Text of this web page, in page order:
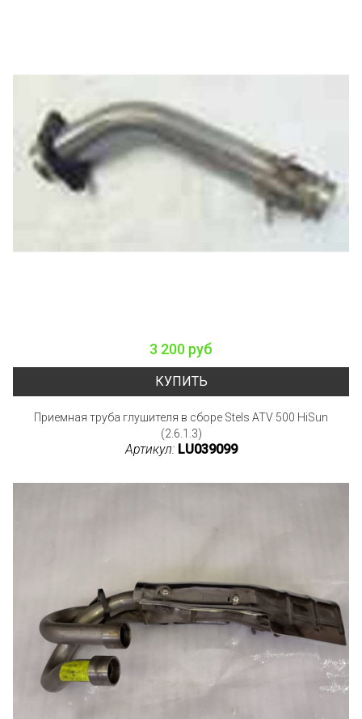
3 200 руб
КУПИТЬ
Приемная труба глушителя в сборе Stels ATV 500 HiSun
(2.6.1.3)
Артикул: LU039099